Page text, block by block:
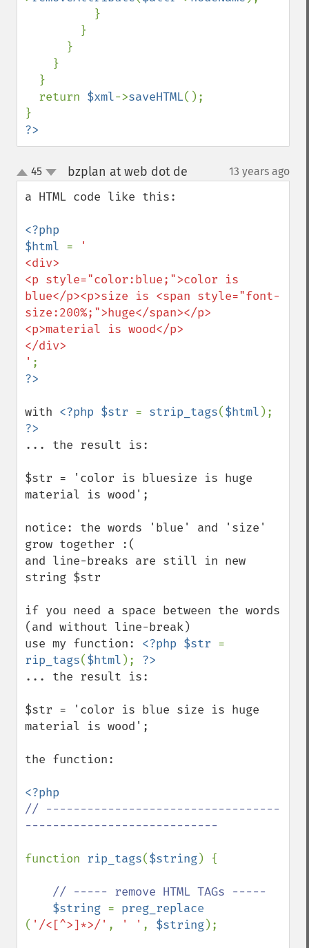
  return
$xml->saveHTML();
?>
up
down
45 bzplan at web dot de 13 years ago
a HTML code like this:
<?php
$html =
'
<div>
<p style="color:blue;">color is
blue</p><p>size is <span style="font-
size:200%;">huge</span></p>
<p>material is wood</p>
</div>
'
with <?php $str = strip_tags($html
... the result is:
$str = 'color is bluesize is huge
material is wood';
notice: the words 'blue' and 'size'
grow together :(
and line-breaks are still in new
string $str
if you need a space between the words
(and without line-break)
use my function: <?php $str
rip_tags($html );
... the result is:
$str = 'color is blue size is huge
material is wood';
the function:
// ----------------------------------
----------------------------
function rip_tags($string) {
// ----- remove HTML TAGs -----
$string =
( '/<[^>]*>/' , ' ' , $string);